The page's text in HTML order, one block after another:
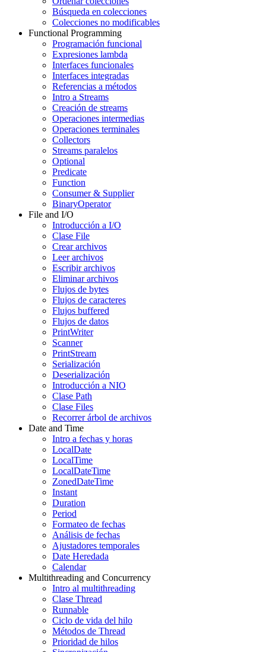
Búsqueda en colecciones
Colecciones no modificables
Functional Programming
Programación funcional
Expresiones lambda
Interfaces funcionales
Interfaces integradas
Referencias a métodos
Intro a Streams
Creación de streams
Operaciones intermedias
Operaciones terminales
Collectors
Streams paralelos
Optional
Predicate
Function
Consumer & Supplier
BinaryOperator
File and I/O
Introducción a I/O
Clase File
Crear archivos
Leer archivos
Escribir archivos
Eliminar archivos
Flujos de bytes
Flujos de caracteres
Flujos buffered
Flujos de datos
PrintWriter
Scanner
PrintStream
Serialización
Deserialización
Introducción a NIO
Clase Path
Clase Files
Recorrer árbol de archivos
Date and Time
Intro a fechas y horas
LocalDate
LocalTime
LocalDateTime
ZonedDateTime
Instant
Duration
Period
Formateo de fechas
Análisis de fechas
Ajustadores temporales
Date Heredada
Calendar
Multithreading and Concurrency
Intro al multithreading
Clase Thread
Runnable
Ciclo de vida del hilo
Métodos de Thread
Prioridad de hilos